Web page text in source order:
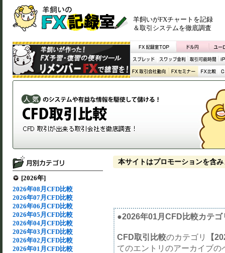
羊飼いがFXチャートを記録
＆取引システムを徹底調査
[2026年]
2026年08月CFD比較
2026年07月CFD比較
2026年06月CFD比較
2026年05月CFD比較
2026年04月CFD比較
2026年03月CFD比較
2026年02月CFD比較
2026年01月CFD比較
本サイトはプロモーションを含み
●2026年01月CFD比較カテゴ
CFD取引比較のカテゴリ
【
てのエントリのアーカイブ